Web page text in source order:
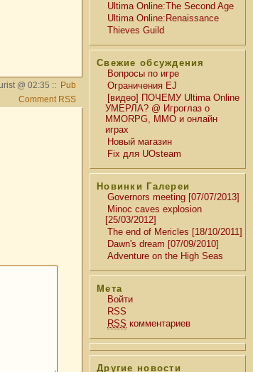
Ultima Online:The Second Age
Ultima Online:Renaissance
Thieves Guild
Свежие обсуждения
Вопросы по игре
Ограничения EJ
[видео] ПОЧЕМУ Ultima Online
УМЕРЛА? @ Игроглаз о
MMORPG, MMO и онлайн
играх
Новый магазин
Fix для UOsteam
Новинки Галереи
Governors meeting [07/07/2013]
Minoc caves explosion
[25/03/2012]
The end of Mericles [18/10/2011]
Dawn's dream [07/09/2010]
Adventure on the High Seas
Мета
Войти
RSS
RSS комментариев
Другие новости
@ 02:35 :: Pub
Comment RSS